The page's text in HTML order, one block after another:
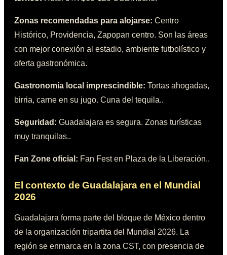
Zonas recomendadas para alojarse: Centro
Histórico, Providencia, Zapopan centro. Son las áreas
con mejor conexión al estadio, ambiente futbolístico y
oferta gastronómica.
Gastronomía local imprescindible: Tortas ahogadas,
birria, carne en su jugo. Cuna del tequila..
Seguridad: Guadalajara es segura. Zonas turísticas
muy tranquilas..
Fan Zone oficial: Fan Fest en Plaza de la Liberación..
El contexto deGuadalajara en el Mundial
2026
Guadalajara forma parte del bloque de México dentro
de la organización tripartita del Mundial 2026. La
región se enmarca en la zona CST, con presencia de